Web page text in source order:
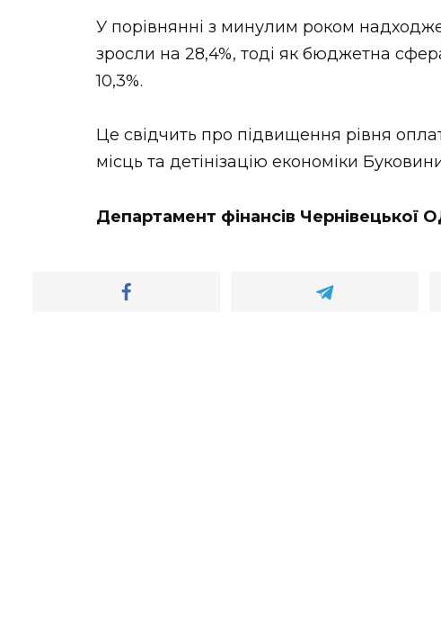
У порівнянні з минулим роком
зросли на 28,4%, тоді як бюджетна
10,3%.
Це свідчить про підвищення рівня
місць та детінізацію економіки
Департамент фінансів Чернівецької